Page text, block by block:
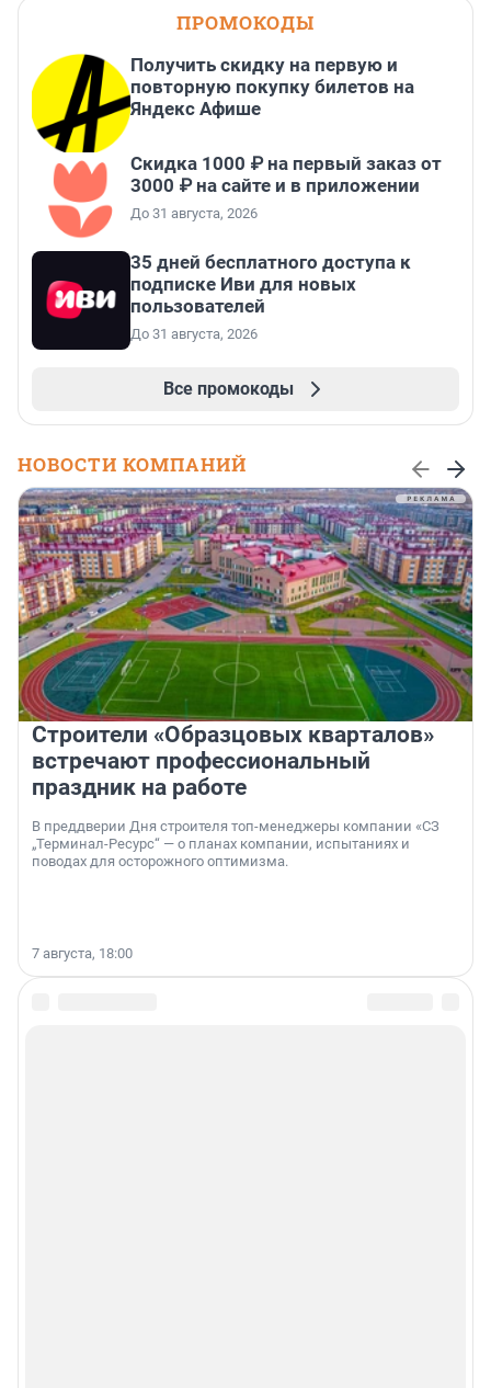
ПРОМОКОДЫ
Получить скидку на первую и
повторную покупку билетов на
Яндекс Афише
Скидка 1000 ₽ на первый заказ от
3000 ₽ на сайте и в приложении
До 31 августа, 2026
35 дней бесплатного доступа к
подписке Иви для новых
пользователей
До 31 августа, 2026
Все промокоды
НОВОСТИ КОМПАНИЙ
Строители «Образцовых кварталов»
встречают профессиональный
праздник на работе
В преддверии Дня строителя топ-менеджеры компании «СЗ
„Терминал-Ресурс“ — о планах компании, испытаниях и
поводах для осторожного оптимизма.
7 августа, 18:00